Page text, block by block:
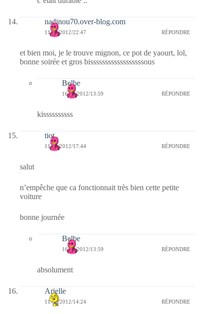
nadinou70.over-blog.com
11/09/2012/22:47 RÉPONDRE
et bien moi, je le trouve mignon, ce pot de yaourt, lol,
bonne soirée et gros bissssssssssssssssssous
Belbe
16/09/2012/13:59 RÉPONDRE
kissssssssss
tiot
11/09/2012/17:44 RÉPONDRE
salut
n’empêche que ca fonctionnait très bien cette petite
voiture
bonne journée
Belbe
16/09/2012/13:59 RÉPONDRE
absolument
Arielle
11/09/2012/14:24 RÉPONDRE